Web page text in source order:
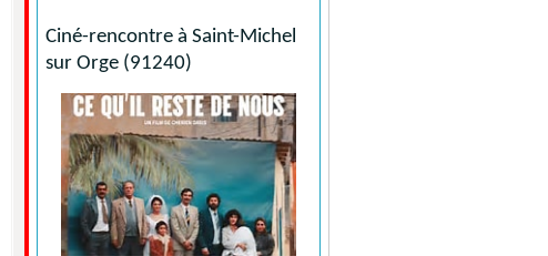
Ciné-rencontre à Saint-Michel
sur Orge (91240)